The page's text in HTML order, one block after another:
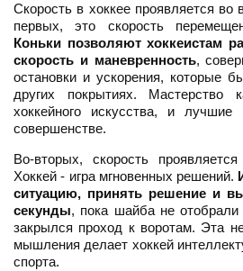
Скорость в хоккее проявляется во
первых, это скорость
Коньки позволяют хоккеистам
скорость и маневренность,
остановки и ускорения, которые
других покрытиях. Мастерство
хоккейного искусства, и
совершенстве.
Во-вторых, скорость
Хоккей - игра мгновенных решений.
ситуацию, принять решение и
секунды, пока шайба не отобрали
закрылся проход к воротам. Эта
мышления делает хоккей
спорта.